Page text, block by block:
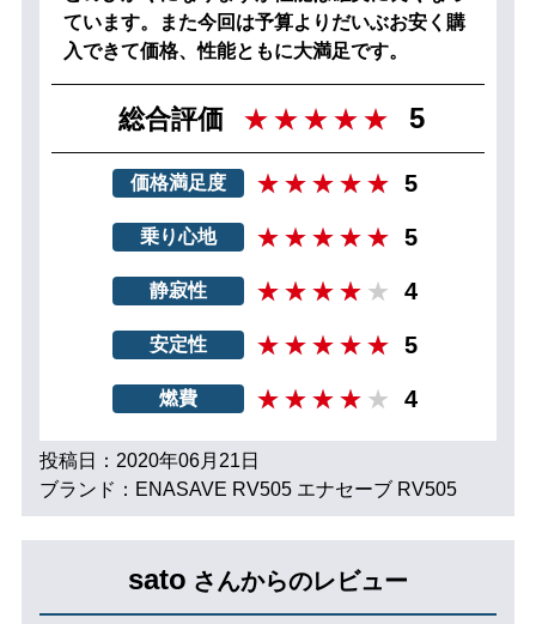
ています。また今回は予算よりだいぶお安く購
入できて価格、性能ともに大満足です。
総合評価 5
価格満足度 5
乗り心地 5
静寂性 4
安定性 5
燃費 4
投稿日：2020年06月21日
ブランド：ENASAVE RV505 エナセーブ RV505
sato さんからのレビュー